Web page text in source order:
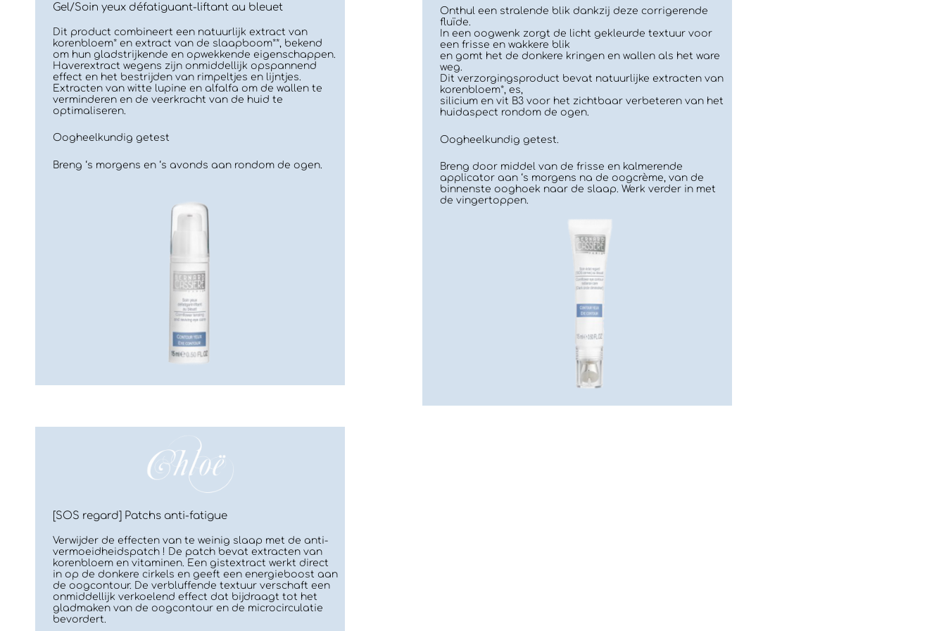
Gel/Soin yeux défatiguant-liftant au bleuet
Dit product combineert een natuurlijk extract van
korenbloem* en extract van de slaapboom**, bekend
om hun gladstrijkende en opwekkende eigenschappen.
Haverextract wegens zijn onmiddellijk opspannend
effect en het bestrijden van rimpeltjes en lijntjes.
Extracten van witte lupine en alfalfa om de wallen te
verminderen en de veerkracht van de huid te
optimaliseren.
Oogheelkundig getest
Breng ‘s morgens en ‘s avonds aan rondom de ogen.
Onthul een stralende blik dankzij deze corrigerende
fluïde.
In een oogwenk zorgt de licht gekleurde textuur voor
een frisse en wakkere blik
en gomt het de donkere kringen en wallen als het ware
weg.
Dit verzorgingsproduct bevat natuurlijke extracten van
korenbloem*, es,
silicium en vit B3 voor het zichtbaar verbeteren van het
huidaspect rondom de ogen.
Oogheelkundig getest.
Breng door middel van de frisse en kalmerende
applicator aan ‘s morgens na de oogcrème, van de
binnenste ooghoek naar de slaap. Werk verder in met
de vingertoppen.
[SOS regard] Patchs anti-fatigue
Verwijder de effecten van te weinig slaap met de anti-
vermoeidheidspatch ! De patch bevat extracten van
korenbloem en vitaminen. Een gistextract werkt direct
in op de donkere cirkels en geeft een energieboost aan
de oogcontour. De verbluffende textuur verschaft een
onmiddellijk verkoelend effect dat bijdraagt tot het
gladmaken van de oogcontour en de microcirculatie
bevordert.